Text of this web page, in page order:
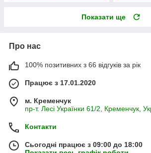
Показати ще
Про нас
100% позитивних з 66 відгуків за рік
Працює з 17.01.2020
м. Кременчук
пр-т. Лесі Українки 61/2, Кременчук,
Контакти
Сьогодні працює з 09:00 до 18:00